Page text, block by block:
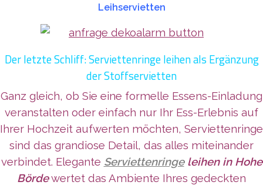
Leihservietten
Der letzte Schliff: Serviettenringe leihen als Ergänzung
der Stoffservietten
Ganz gleich, ob Sie eine formelle Essens-Einladung
veranstalten oder einfach nur Ihr Ess-Erlebnis auf
Ihrer Hochzeit aufwerten möchten, Serviettenringe
sind das grandiose Detail, das alles miteinander
verbindet. Elegante Serviettenringeleihen in Hohe
Bördewertet das Ambiente Ihres gedeckten